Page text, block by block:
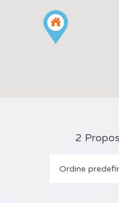
2
Ordine